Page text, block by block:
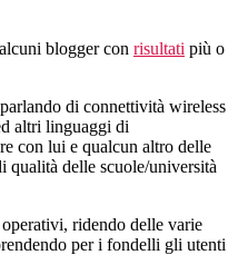
blogger con risultati più o
di connettività wireless
altri linguaggi di
con lui e qualcun altro delle
qualità delle scuole/università
ridendo delle varie
per i fondelli gli utenti